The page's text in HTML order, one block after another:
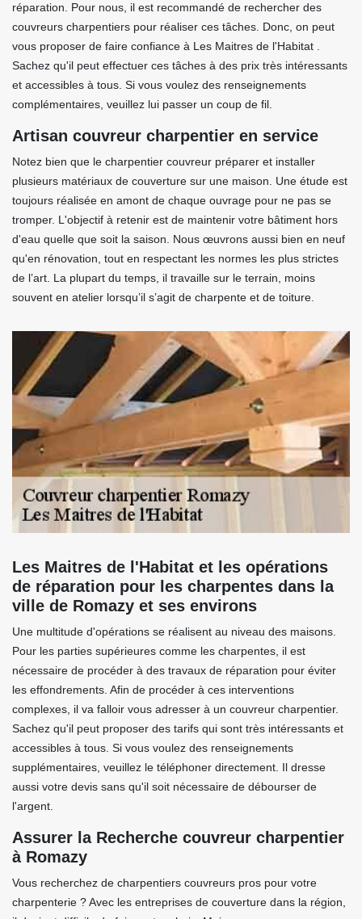
réparation. Pour nous, il est recommandé de rechercher des
couvreurs charpentiers pour réaliser ces tâches. Donc, on peut
vous proposer de faire confiance à Les Maitres de l'Habitat .
Sachez qu'il peut effectuer ces tâches à des prix très intéressants
et accessibles à tous. Si vous voulez des renseignements
complémentaires, veuillez lui passer un coup de fil.
Artisan couvreur charpentier en service
Notez bien que le charpentier couvreur préparer et installer
plusieurs matériaux de couverture sur une maison. Une étude est
toujours réalisée en amont de chaque ouvrage pour ne pas se
tromper. L'objectif à retenir est de maintenir votre bâtiment hors
d'eau quelle que soit la saison. Nous œuvrons aussi bien en neuf
qu'en rénovation, tout en respectant les normes les plus strictes
de l’art. La plupart du temps, il travaille sur le terrain, moins
souvent en atelier lorsqu’il s’agit de charpente et de toiture.
Les Maitres de l'Habitat et les opérations
de réparation pour les charpentes dans la
ville de Romazy et ses environs
Une multitude d'opérations se réalisent au niveau des maisons.
Pour les parties supérieures comme les charpentes, il est
nécessaire de procéder à des travaux de réparation pour éviter
les effondrements. Afin de procéder à ces interventions
complexes, il va falloir vous adresser à un couvreur charpentier.
Sachez qu'il peut proposer des tarifs qui sont très intéressants et
accessibles à tous. Si vous voulez des renseignements
supplémentaires, veuillez le téléphoner directement. Il dresse
aussi votre devis sans qu'il soit nécessaire de débourser de
l'argent.
Assurer la Recherche couvreur charpentier
à Romazy
Vous recherchez de charpentiers couvreurs pros pour votre
charpenterie ? Avec les entreprises de couverture dans la région,